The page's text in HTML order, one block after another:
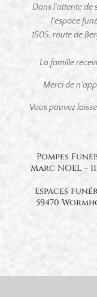
Dans l’attente de
l’espace
1505, route de
La famille
Merci de
Vous pouvez
Pompes
Marc NOEL –
Espaces
59470